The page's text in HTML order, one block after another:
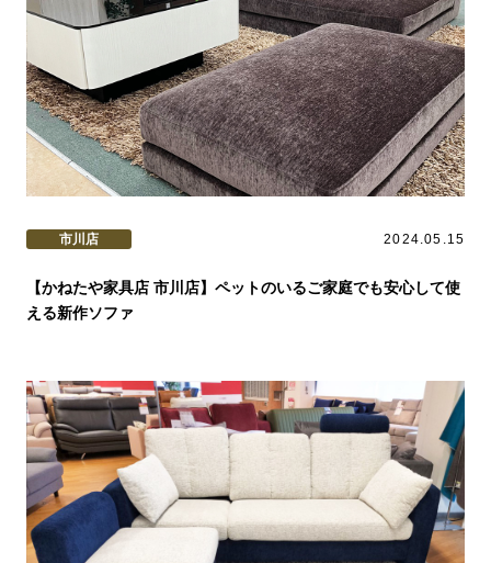
市川店 2024.05.15
【かねたや家具店 市川店】ペットのいるご家庭でも安心して使
える新作ソファ